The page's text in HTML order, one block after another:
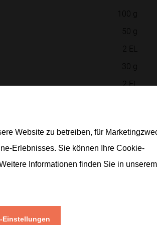
100 g
50 g
2 EL
30 g
2EL
Zur
Website zu betreiben, für
Erlebnisses. Sie können Ihre Cookie-
Informationen finden Sie in unserem
Einstellungen